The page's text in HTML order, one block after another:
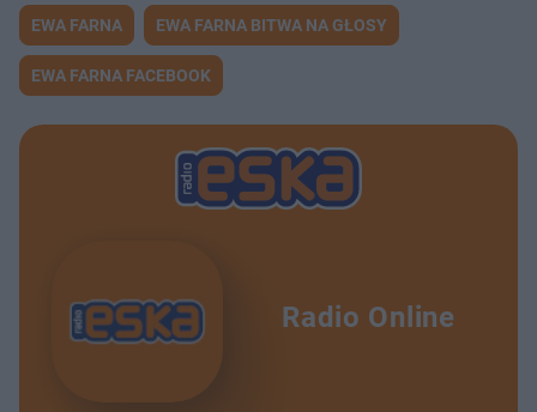
EWA FARNA EWA FARNA BITWA NA GŁOSY
EWA FARNA FACEBOOK
Radio Online